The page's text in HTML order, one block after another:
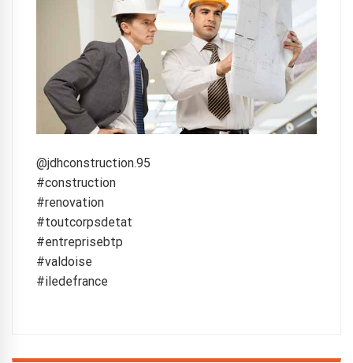
@jdhconstruction.95
#construction
#renovation
#toutcorpsdetat
#entreprisebtp
#valdoise
#iledefrance